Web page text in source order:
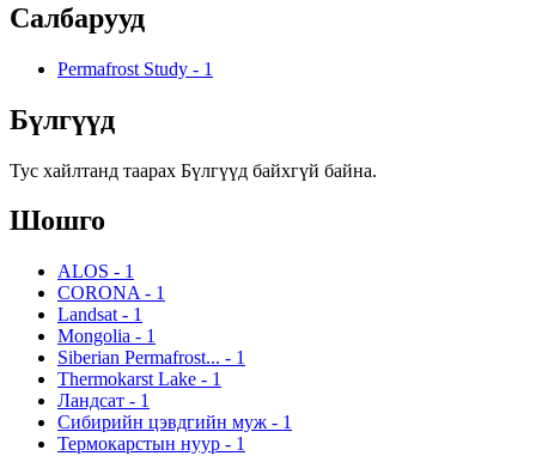
Салбарууд
Permafrost Study - 1
Бүлгүүд
Тус хайлтанд таарах Бүлгүүд байхгүй байна.
Шошго
ALOS - 1
CORONA - 1
Landsat - 1
Mongolia - 1
Siberian Permafrost... - 1
Thermokarst Lake - 1
Ландсат - 1
Сибирийн цэвдгийн муж - 1
Термокарстын нуур - 1